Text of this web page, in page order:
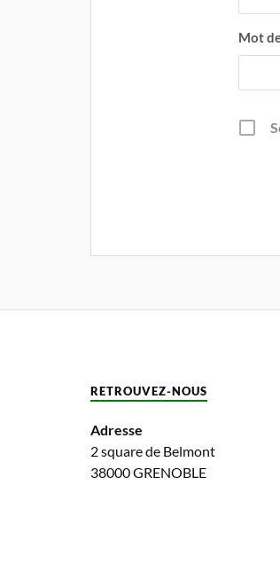
Mot
RETROUVEZ-NOUS
Adresse
2 square de Belmont
38000 GRENOBLE